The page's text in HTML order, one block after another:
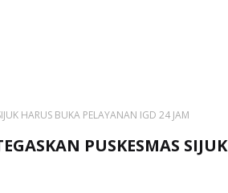
HARUS BUKA PELAYANAN IGD 24 JAM
PUSKESMAS SIJUK